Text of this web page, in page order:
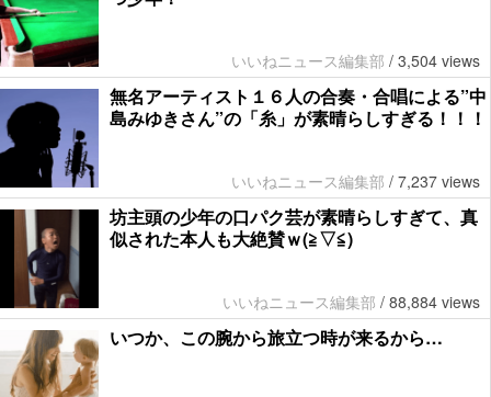
いいねニュース編集部 / 3,504 views
無名アーティスト１６人の合奏・合唱による”中
島みゆきさん”の「糸」が素晴らしすぎる！！！
いいねニュース編集部 / 7,237 views
坊主頭の少年の口パク芸が素晴らしすぎて、真
似された本人も大絶賛ｗ(≧▽≦)
いいねニュース編集部 / 88,884 views
いつか、この腕から旅立つ時が来るから…